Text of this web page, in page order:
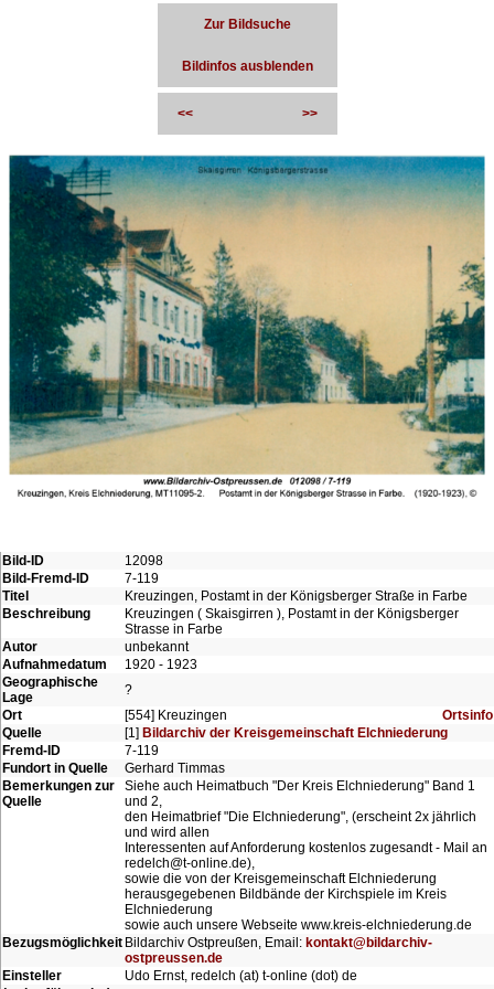
Zur Bildsuche
Bildinfos ausblenden
<< >>
Bild-ID
12098
Bild-Fremd-ID
7-119
Titel
Kreuzingen, Postamt in der Königsberger Straße in Farbe
Beschreibung
Kreuzingen ( Skaisgirren ), Postamt in der Königsberger
Strasse in Farbe
Autor
unbekannt
Aufnahmedatum
1920 - 1923
Geographische
Lage
?
Ort
[554] Kreuzingen
Ortsinfo
Quelle
[1] Bildarchiv der Kreisgemeinschaft Elchniederung
Fremd-ID
7-119
Fundort in Quelle
Gerhard Timmas
Bemerkungen zur
Quelle
Siehe auch Heimatbuch "Der Kreis Elchniederung" Band 1
und 2,
den Heimatbrief "Die Elchniederung", (erscheint 2x jährlich
und wird allen
Interessenten auf Anforderung kostenlos zugesandt - Mail an
redelch@t-online.de),
sowie die von der Kreisgemeinschaft Elchniederung
herausgegebenen Bildbände der Kirchspiele im Kreis
Elchniederung
sowie auch unsere Webseite www.kreis-elchniederung.de
Bezugsmöglichkeit Bildarchiv Ostpreußen, Email: kontakt@bildarchiv-
ostpreussen.de
Einsteller
Udo Ernst, redelch (at) t-online (dot) de